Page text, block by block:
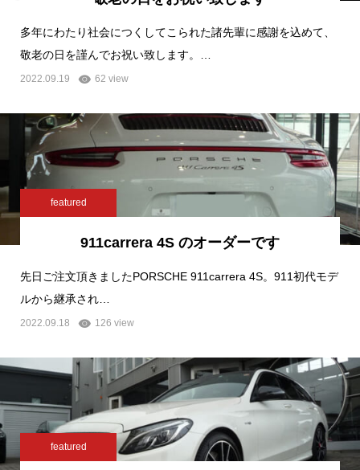
多年にわたり社会につくしてこられた諸先輩に感謝を込めて、
敬老の日を謹んでお祝い致します。…
2022.09.19 62 view
featured
911carrera 4S のオーダーです
先日ご注文頂きましたPORSCHE 911carrera 4S。911初代モデ
ルから継承され…
2022.09.18 126 view
featured